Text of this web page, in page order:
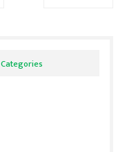
Categories